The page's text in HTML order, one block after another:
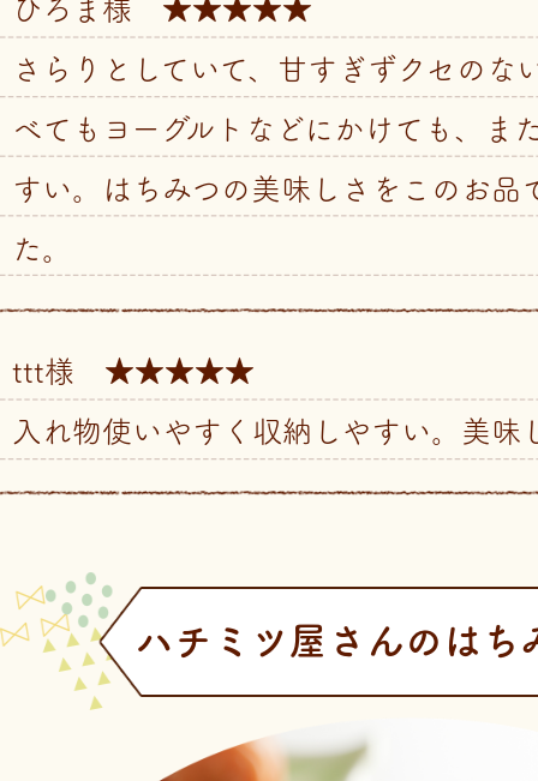
ひろま様 ★★★★★
さらりとしていて、甘すぎずクセのな
べてもヨーグルトなどにかけても、ま
すい。はちみつの美味しさをこのお品
た。
ttt様 ★★★★★
入れ物使いやすく収納しやすい。美味
ハチミツ屋さんのはち